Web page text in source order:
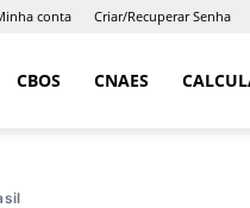
conta Criar/Recuperar Senha
CBOS CNAES